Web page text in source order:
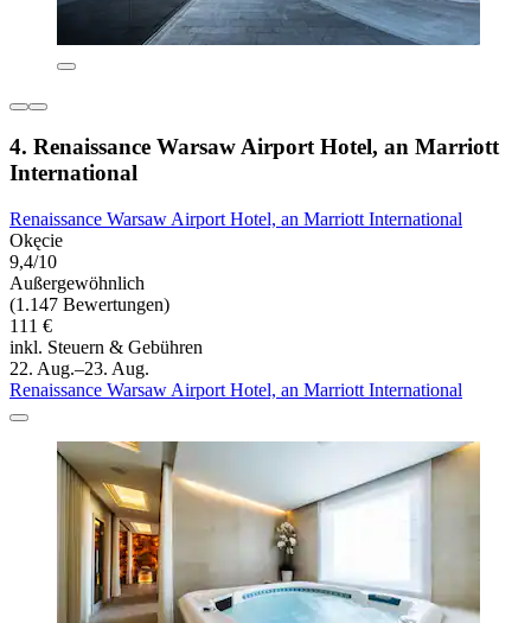
4. Renaissance Warsaw Airport Hotel, an Marriott
International
Renaissance Warsaw Airport Hotel, an Marriott International
Okęcie
9,4/10
Außergewöhnlich
(1.147 Bewertungen)
111 €
inkl. Steuern & Gebühren
22. Aug.–23. Aug.
Renaissance Warsaw Airport Hotel, an Marriott International